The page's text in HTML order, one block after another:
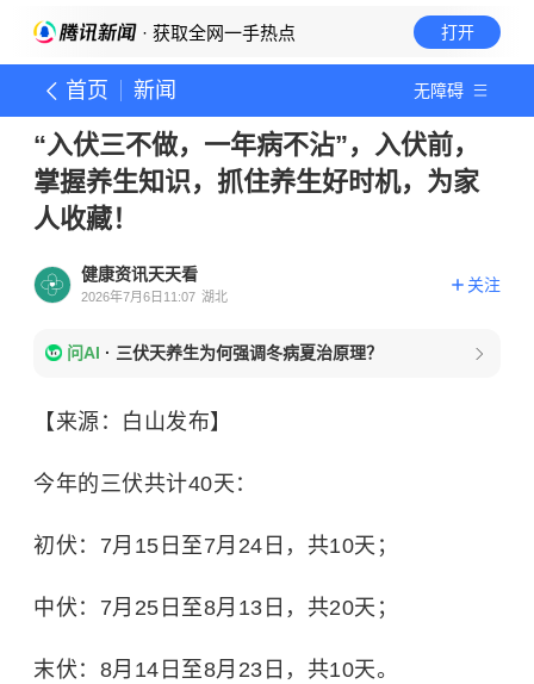
· 获取全网一手热点 打开
首页 新闻 无障碍
“入伏三不做，一年病不沾”，入伏前，
掌握养生知识，抓住养生好时机，为家
人收藏！
健康资讯天天看
2026年7月6日11:07 湖北
关注
问AI · 三伏天养生为何强调冬病夏治原理？
【来源：白山发布】
今年的三伏共计40天：
初伏：7月15日至7月24日，共10天；
中伏：7月25日至8月13日，共20天；
末伏：8月14日至8月23日，共10天。